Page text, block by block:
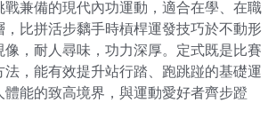
兼備的現代內功運動，適合在學、在職
比拼活步黐手時槓桿運發技巧於不動形
，耐人尋味，功力深厚。定式既是比賽
法，能有效提升站行踏、跑跳踫的基礎運
能的致高境界，與運動愛好者齊步蹬